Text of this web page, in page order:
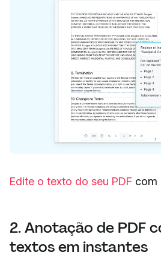
Edite o texto do seu PDF com
2. Anotação de PDF
textos em instantes